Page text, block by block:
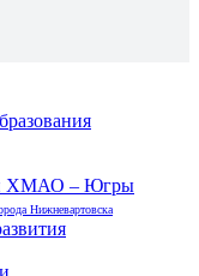
ХМАО – Югры
Нижневартовска